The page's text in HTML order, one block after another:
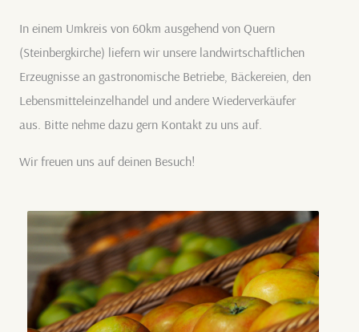
In einem Umkreis von 60km ausgehend von Quern
(Steinbergkirche) liefern wir unsere landwirtschaftlichen
Erzeugnisse an gastronomische Betriebe, Bäckereien, den
Lebensmitteleinzelhandel und andere Wiederverkäufer
aus. Bitte nehme dazu gern Kontakt zu uns auf.
Wir freuen uns auf deinen Besuch!